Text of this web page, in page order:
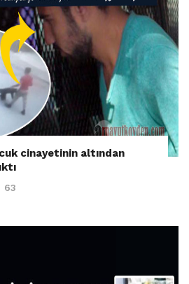
cinayetinin altından
63